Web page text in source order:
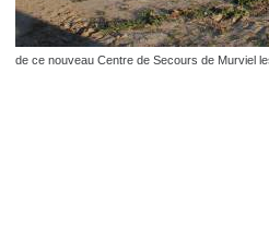
de ce nouveau Centre de Secours de Murviel